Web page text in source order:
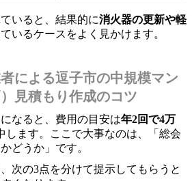
いると、結果的に消火器の更新や軽
いるケースをよく見かけます。
による逗子市の中規模マン
見積もり作成のコツ
なると、費用の目安は年2回で4万
します。ここで大事なのは、「総会
どうか」です。
次の3点を分けて提示してもらうと